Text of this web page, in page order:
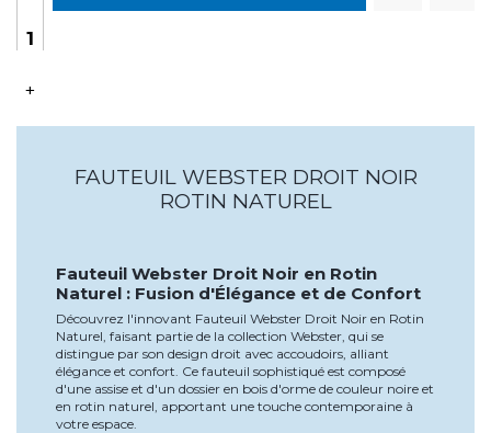
+
FAUTEUIL WEBSTER DROIT NOIR
ROTIN NATUREL
Fauteuil Webster Droit Noir en Rotin
Naturel : Fusion d'Élégance et de Confort
Découvrez l'innovant Fauteuil Webster Droit Noir en Rotin
Naturel, faisant partie de la collection Webster, qui se
distingue par son design droit avec accoudoirs, alliant
élégance et confort. Ce fauteuil sophistiqué est composé
d'une assise et d'un dossier en bois d'orme de couleur noire et
en rotin naturel, apportant une touche contemporaine à
votre espace.